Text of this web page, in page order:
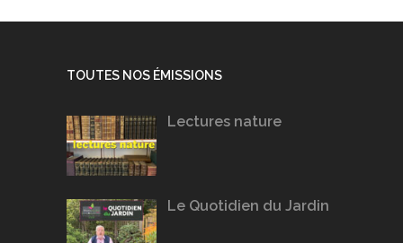
TOUTES NOS ÉMISSIONS
Lectures nature
Le Quotidien du Jardin